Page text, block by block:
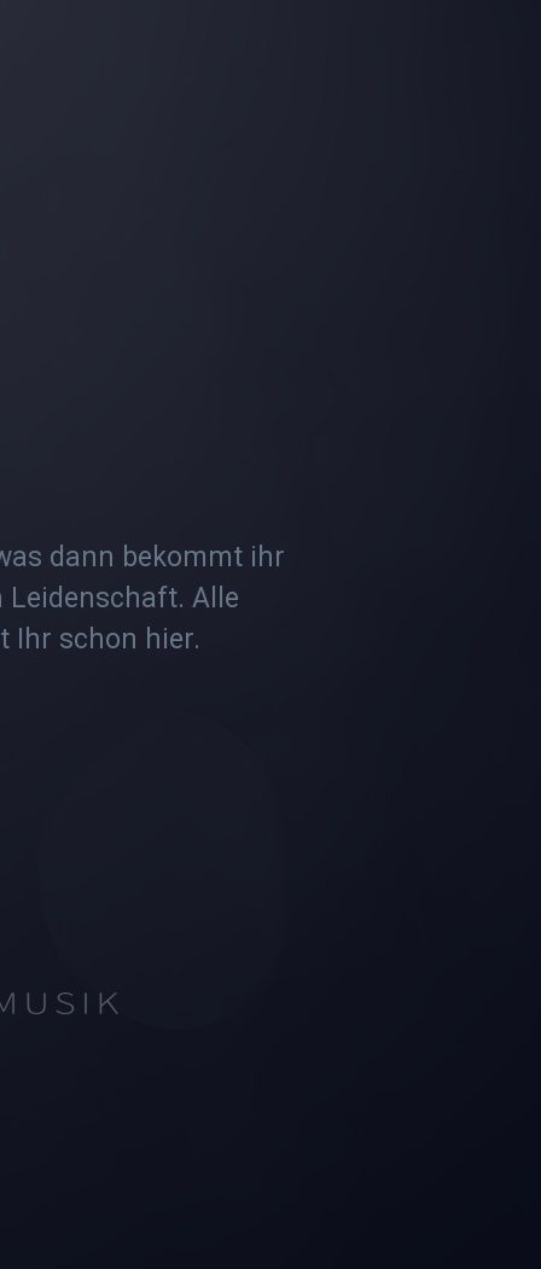
dann bekommt ihr
Leidenschaft. Alle
Ihr schon hier.